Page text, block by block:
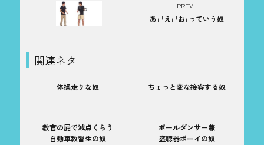
PREV
｢あ｣｢え｣｢お｣っていう奴
関連ネタ
体操走りな奴 ちょっと変な接客する奴
教官の屁で減点くらう
自動車教習生の奴
ポールダンサー兼
盗聴器ボーイの奴